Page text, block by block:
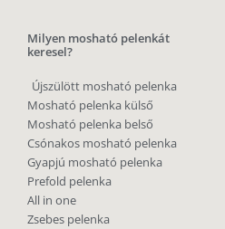
Milyen mosható pelenkát
keresel?
Újszülött mosható pelenka
Mosható pelenka külső
Mosható pelenka belső
Csónakos mosható pelenka
Gyapjú mosható pelenka
Prefold pelenka
All in one
Zsebes pelenka